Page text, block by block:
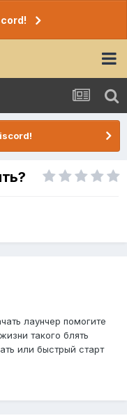
лаунчер помогите
такого блять
или быстрый старт